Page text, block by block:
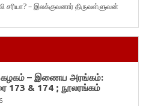
சரியா? – இலக்குவனார் திருவள்ளுவன்
கழகம் – இணைய அரங்கம்:
173 & 174 ; நூலரங்கம்